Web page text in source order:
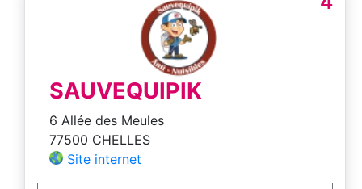
SAUVEQUIPIK
6 Allée des Meules
77500 CHELLES
Site internet